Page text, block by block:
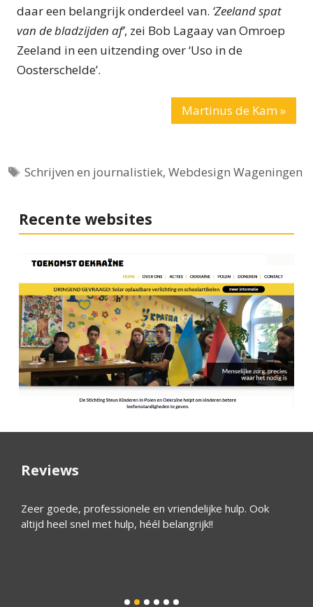
daar een belangrijk onderdeel van. ‘Zeeland spat
van de bladzijden af’, zei Bob Lagaay van Omroep
Zeeland in een uitzending over ‘Uso in de
Oosterschelde’.
Martinus de Kam »
Tags
Schrijven en journalistiek,Webdesign Wageningen
Recente websites
Reviews
Zeer goede, professionele en vriendelijke hulp. Ook
altijd heel snel met hulp, héél belangrijk!!